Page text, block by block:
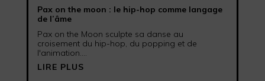
Pax on the moon : le hip-hop comme langage
de l’âme
Pax on the Moon sculpte sa danse au
croisement du hip-hop, du popping et de
l'animation....
LIRE PLUS